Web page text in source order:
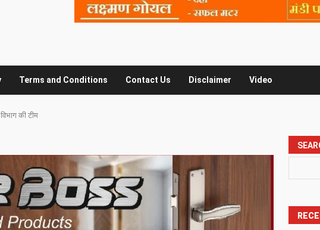
Terms and Conditions Contact Us Disclaimer Video
की टीम